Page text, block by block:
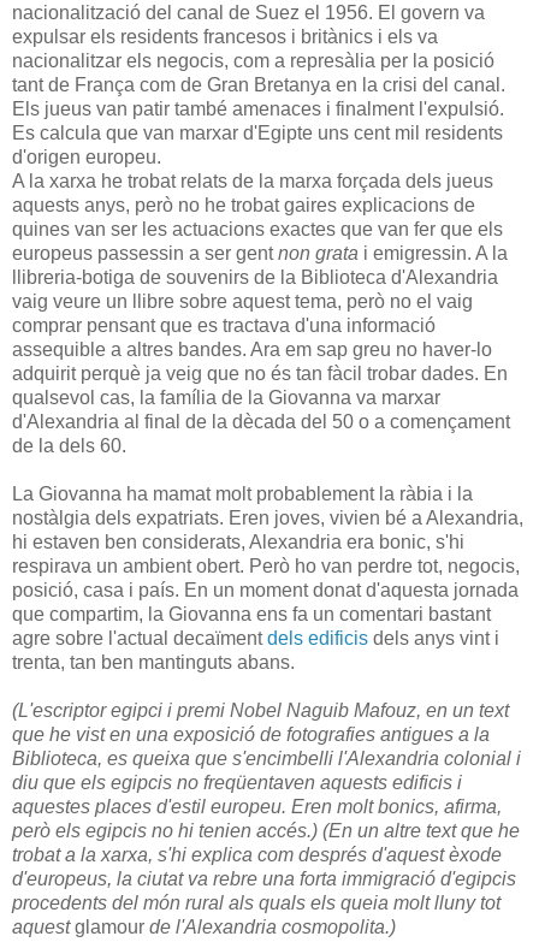
nacionalització del canal de Suez el 1956. El govern va
expulsar els residents francesos i britànics i els va
nacionalitzar els negocis, com a represàlia per la posició
tant de França com de Gran Bretanya en la crisi del canal.
Els jueus van patir també amenaces i finalment l'expulsió.
Es calcula que van marxar d'Egipte uns cent mil residents
d'origen europeu.
A la xarxa he trobat relats de la marxa forçada dels jueus
aquests anys, però no he trobat gaires explicacions de
quines van ser les actuacions exactes que van fer que els
europeus passessin a ser gentnon grata i emigressin. A la
llibreria-botiga de souvenirs de la Biblioteca d'Alexandria
vaig veure un llibre sobre aquest tema, però no el vaig
comprar pensant que es tractava d'una informació
assequible a altres bandes. Ara em sap greu no haver-lo
adquirit perquè ja veig que no és tan fàcil trobar dades. En
qualsevol cas, la família de la Giovanna va marxar
d'Alexandria al final de la dècada del 50 o a començament
de la dels 60.
La Giovanna ha mamat molt probablement la ràbia i la
nostàlgia dels expatriats. Eren joves, vivien bé a Alexandria,
hi estaven ben considerats, Alexandria era bonic, s'hi
respirava un ambient obert. Però ho van perdre tot, negocis,
posició, casa i país. En un moment donat d'aquesta jornada
que compartim, la Giovanna ens fa un comentari bastant
agre sobre l'actual decaïmentdels edificis dels anys vint i
trenta, tan ben mantinguts abans.
(L'escriptor egipci i premi Nobel Naguib Mafouz, en un text
que he vist en una exposició de fotografies antigues a la
Biblioteca, es queixa que s'encimbelli l'Alexandria colonial i
diu que els egipcis no freqüentaven aquests edificis i
aquestes places d'estil europeu. Eren molt bonics, afirma,
però els egipcis no hi tenien accés.) (En un altre text que he
trobat a la xarxa, s'hi explica com després d'aquest èxode
d'europeus, la ciutat va rebre una forta immigració d'egipcis
procedents del món rural als quals els queia molt lluny tot
aquestglamour de l'Alexandria cosmopolita.)